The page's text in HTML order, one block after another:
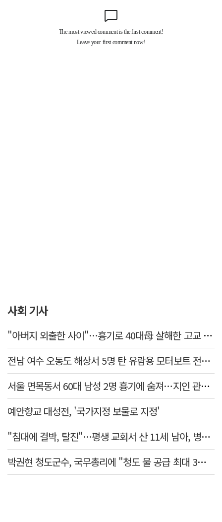
사회 기사
"아버지 외출한 사이"…흉기로 40대母 살해한 고교 자퇴생, 구속 기로에
전남 여수 오동도 해상서 5명 탄 유람용 모터보트 전복…2명 숨져
서울 면목동서 60대 남성 2명 흉기에 숨져…지인 관계로 추정
예안향교 대성전, '국가지정 보물로 지정'
"침대에 결박, 탈진"…평생 교회서 산 11세 남아, 병원 이송 끝 숨져
박권현 청도군수, 국무총리에 "청도 물 공급 최대 3만t 늘려달라"